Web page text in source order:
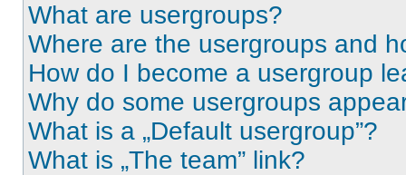
What are usergroups?
Where are the usergroups and
How do I become a usergroup
Why do some usergroups
What is a „Default usergroup”?
What is „The team” link?